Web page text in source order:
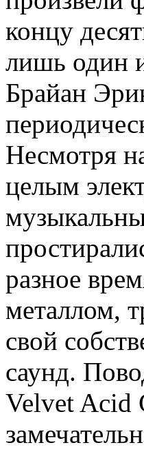
концу
лишь один
Брайан
Несмотря
целым
разное
металлом,
свой
саунд.
Velvet Acid